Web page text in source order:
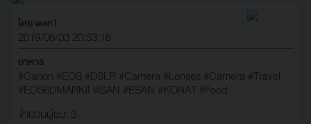
โดย wan1
2019/06/03 20:53:18
อาหาร
#Canon #EOS #DSLR #Camera #Lenses #Camera #Travel
#EOS6DMARKII #ISAN #ESAN #KORAT #Food
จำนวนผู้ชม: 3